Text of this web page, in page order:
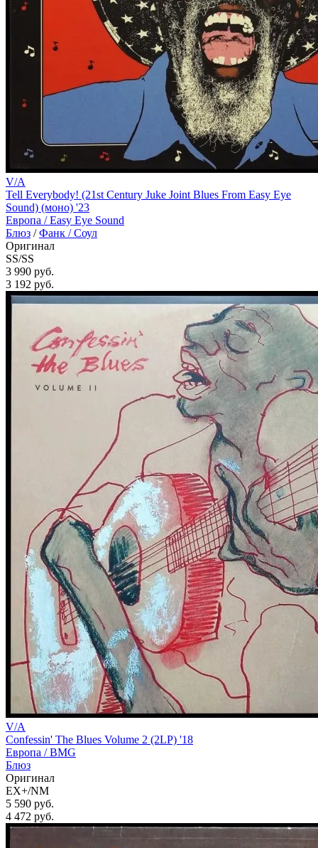
V/A
Tell Everybody! (21st Century Juke Joint Blues From Easy Eye
Sound) (моно) '23
Европа /Easy Eye Sound
Блюз /Фанк / Соул
Оригинал
SS/SS
3 990 руб.
3 192 руб.
V/A
Confessin' The Blues Volume 2 (2LP) '18
Европа /BMG
Блюз
Оригинал
EX+/NM
5 590 руб.
4 472 руб.